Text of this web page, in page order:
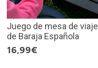
Juego de mesa de viaje
de Baraja Española
16,99€